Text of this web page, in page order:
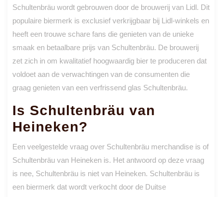
Schultenbräu wordt gebrouwen door de brouwerij van Lidl. Dit
populaire biermerk is exclusief verkrijgbaar bij Lidl-winkels en
heeft een trouwe schare fans die genieten van de unieke
smaak en betaalbare prijs van Schultenbräu. De brouwerij
zet zich in om kwalitatief hoogwaardig bier te produceren dat
voldoet aan de verwachtingen van de consumenten die
graag genieten van een verfrissend glas Schultenbräu.
Is Schultenbräu van
Heineken?
Een veelgestelde vraag over Schultenbräu merchandise is of
Schultenbräu van Heineken is. Het antwoord op deze vraag
is nee, Schultenbräu is niet van Heineken. Schultenbräu is
een biermerk dat wordt verkocht door de Duitse